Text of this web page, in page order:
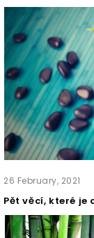
26 February, 2021
Pět věcí, které je